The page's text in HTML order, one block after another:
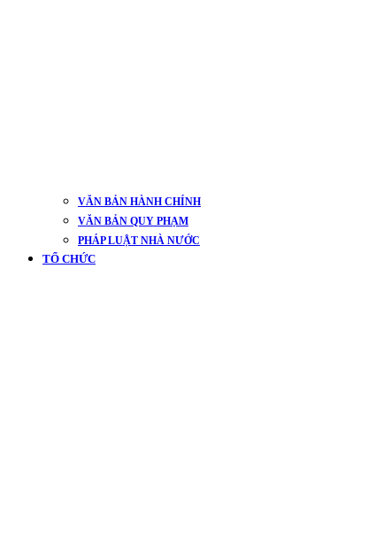
VĂN BẢN HÀNH CHÍNH
VĂN BẢN QUY PHẠM
PHÁP LUẬT NHÀ NƯỚC
TỔ CHỨC